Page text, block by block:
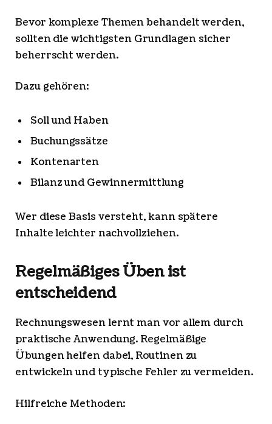
Bevor komplexe Themen behandelt werden,
sollten die wichtigsten Grundlagen sicher
beherrscht werden.
Dazu gehören:
Soll und Haben
Buchungssätze
Kontenarten
Bilanz und Gewinnermittlung
Wer diese Basis versteht, kann spätere
Inhalte leichter nachvollziehen.
Regelmäßiges Üben ist
entscheidend
Rechnungswesen lernt man vor allem durch
praktische Anwendung. Regelmäßige
Übungen helfen dabei, Routinen zu
entwickeln und typische Fehler zu vermeiden.
Hilfreiche Methoden: